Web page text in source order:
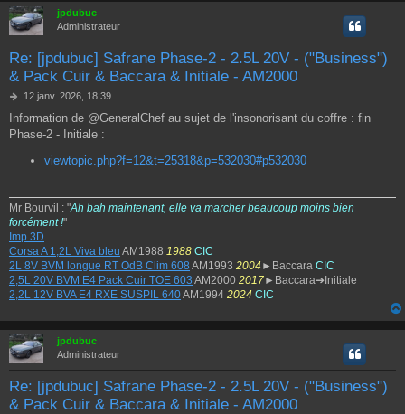
jpdubuc
Administrateur
Re: [jpdubuc] Safrane Phase-2 - 2.5L 20V - ("Business")
& Pack Cuir & Baccara & Initiale - AM2000
M
s
s
12 janv. 2026, 18:39
Information de @GeneralChef au sujet de l'insonorisant du coffre : fin
Phase-2 - Initiale :
viewtopic.php?f=12&t=25318&p=532030#p532030
Mr Bourvil : "Ah bah maintenant, elle va marcher beaucoup moins bien
forcément !"
Imp 3D
Corsa A 1,2L Viva bleu AM1988 1988 CIC
2L 8V BVM longue RT OdB Clim 608 AM1993 2004 ►Baccara CIC
2,5L 20V BVM E4 Pack Cuir TOE 603 AM2000 2017►Baccara➔Initiale
2,2L 12V BVA E4 RXE SUSPIL 640AM1994 2024 CIC
jpdubuc
Administrateur
Re: [jpdubuc] Safrane Phase-2 - 2.5L 20V - ("Business")
& Pack Cuir & Baccara & Initiale - AM2000